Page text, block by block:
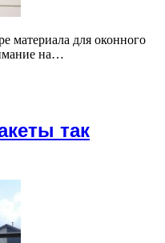
материала для оконного
на…
так